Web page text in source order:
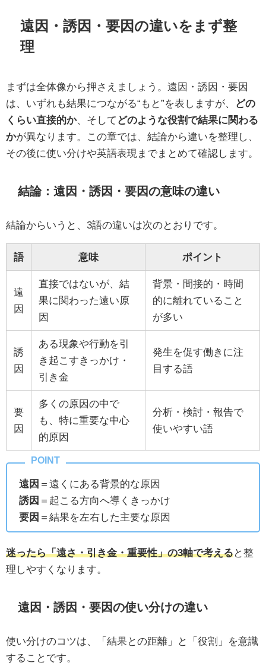
遠因・誘因・要因の違いをまず整
理
まずは全体像から押さえましょう。遠因・誘因・要因
は、いずれも結果につながる“もと”を表しますが、
どの
くらい直接的か、そして どのような役割で結果に関わる
かが異なります。この章では、結論から違いを整理し、
その後に使い分けや英語表現までまとめて確認します。
結論：遠因・誘因・要因の意味の違い
結論からいうと、3語の違いは次のとおりです。
語 意味 ポイント
遠
因
直接ではないが、結
果に関わった遠い原
因
背景・間接的・時間
的に離れていること
が多い
誘
因
ある現象や行動を引
き起こすきっかけ・
引き金
発生を促す働きに注
目する語
要
因
多くの原因の中で
も、特に重要な中心
的原因
分析・検討・報告で
使いやすい語
遠因 ＝遠くにある背景的な原因
誘因 ＝起こる方向へ導くきっかけ
要因 ＝結果を左右した主要な原因
迷ったら「遠さ・引き金・重要性」の3軸で考えると整
理しやすくなります。
遠因・誘因・要因の使い分けの違い
使い分けのコツは、「結果との距離」と「役割」を意識
することです。